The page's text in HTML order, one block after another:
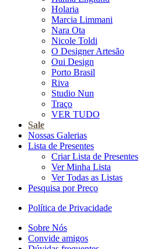
Holaria
Marcia Limmani
Nara Ota
Nicole Toldi
O Designer Artesão
Oui Design
Porto Brasil
Riva
Studio Nun
Traço
VER TUDO
Sale
Nossas Galerias
Lista de Presentes
Criar Lista de Presentes
Ver Minha Lista
Ver Todas as Listas
Pesquisa por Preço
Política de Privacidade
Sobre Nós
Convide amigos